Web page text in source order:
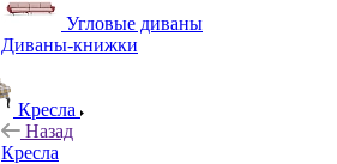
Угловые диваны
Диваны-книжки
Кресла
Назад
Кресла